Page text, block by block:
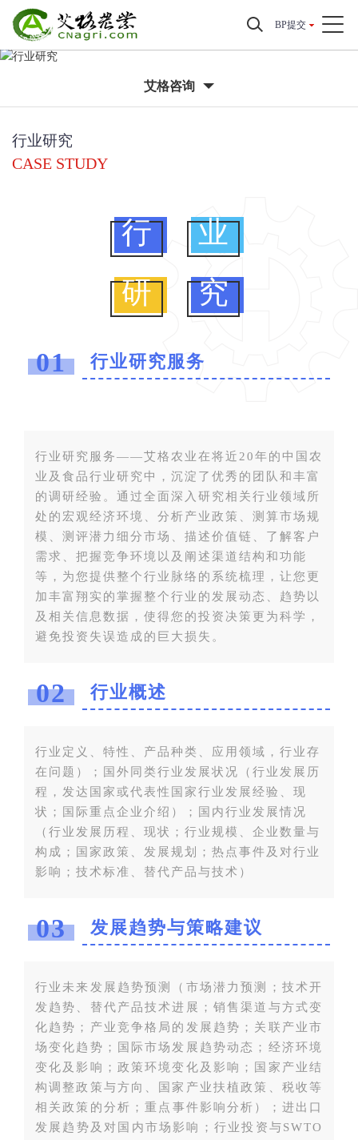
BP提交
艾格咨询
行业研究
CASE STUDY
行
业
研
究
01 行业研究服务
行业研究服务——艾格农业在将近20年的中国农
业及食品行业研究中，沉淀了优秀的团队和丰富
的调研经验。通过全面深入研究相关行业领域所
处的宏观经济环境、分析产业政策、测算市场规
模、测评潜力细分市场、描述价值链、了解客户
需求、把握竞争环境以及阐述渠道结构和功能
等，为您提供整个行业脉络的系统梳理，让您更
加丰富翔实的掌握整个行业的发展动态、趋势以
及相关信息数据，使得您的投资决策更为科学，
避免投资失误造成的巨大损失。
02 行业概述
行业定义、特性、产品种类、应用领域，行业存
在问题）；国外同类行业发展状况（行业发展历
程，发达国家或代表性国家行业发展经验、现
状；国际重点企业介绍）；国内行业发展情况
（行业发展历程、现状；行业规模、企业数量与
构成；国家政策、发展规划；热点事件及对行业
影响；技术标准、替代产品与技术）
03 发展趋势与策略建议
行业未来发展趋势预测（市场潜力预测；技术开
发趋势、替代产品技术进展；销售渠道与方式变
化趋势；产业竞争格局的发展趋势；关联产业市
场变化趋势；国际市场发展趋势动态；经济环境
变化及影响；政策环境变化及影响；国家产业结
构调整政策与方向、国家产业扶植政策、税收等
相关政策的分析；重点事件影响分析）；进出口
发展趋势及对国内市场影响；行业投资与SWTO